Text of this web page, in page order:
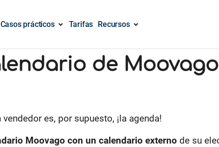
Casos prácticos Tarifas Recursos
de
es, por supuesto, ¡la agenda!
Moovago con un calendario externo de su